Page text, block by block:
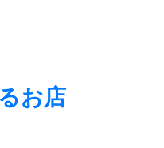
お店